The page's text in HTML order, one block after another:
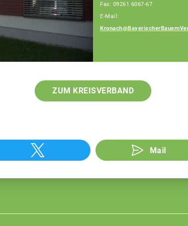
Fax: 09261 6067-67
E-Mail:
ZUM KREISVERBAND
Mail